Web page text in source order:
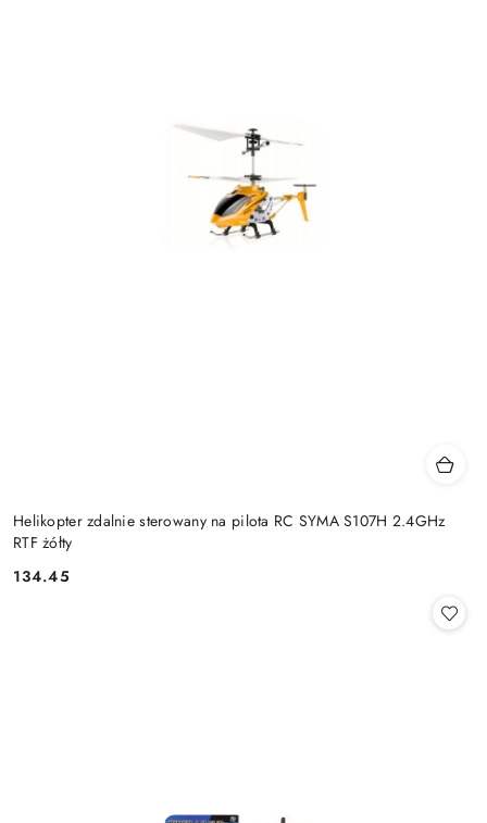
Helikopter zdalnie sterowany na pilota RC SYMA S107H 2.4GHz
RTF żółty
Cena:
134.45